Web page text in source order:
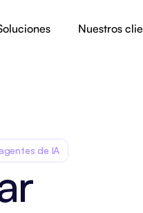
de IA
Nuestros